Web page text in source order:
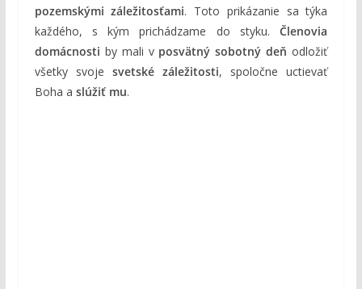
pozemskými záležitosťami. Toto prikázanie sa týka
každého, s kým prichádzame do styku.Členovia
domácnosti by mali v posvätný sobotný deň odložiť
všetky svoje svetské záležitosti, spoločne uctievať
Boha a slúžiť mu.